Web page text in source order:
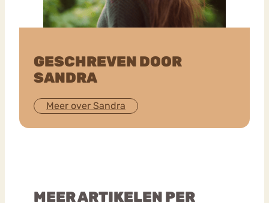
GESCHREVEN DOOR
SANDRA
Meer over Sandra
MEER ARTIKELEN PER